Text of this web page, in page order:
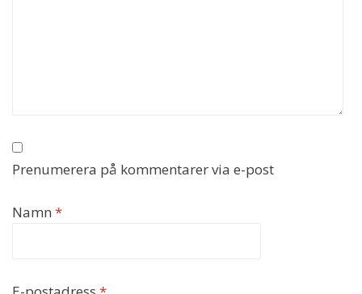
Prenumerera på kommentarer via e-post
Namn *